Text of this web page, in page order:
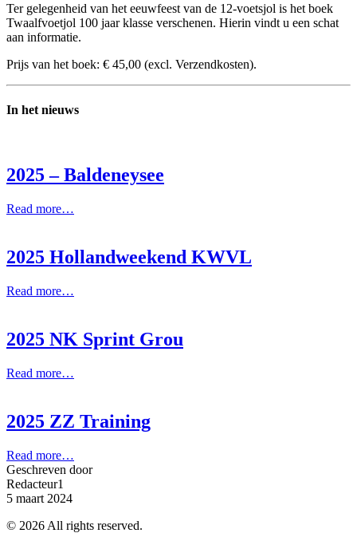
Ter gelegenheid van het eeuwfeest van de 12-voetsjol is het boek
Twaalfvoetjol 100 jaar klasse verschenen. Hierin vindt u een schat
aan informatie.
Prijs van het boek: € 45,00 (excl. Verzendkosten).
In het nieuws
2025 – Baldeneysee
Read more…
2025 Hollandweekend KWVL
Read more…
2025 NK Sprint Grou
Read more…
2025 ZZ Training
Read more…
Geschreven door
Redacteur1
5 maart 2024
© 2026 All rights reserved.